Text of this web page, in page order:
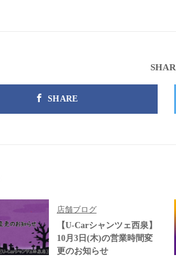
SHARE
店舗ブログ
【U-Carシャンツェ西泉】
10月3日(木)の営業時間変
更のお知らせ